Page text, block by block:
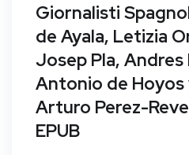
Giornalisti
de Ayala, Letizia
Josep Pla,
Antonio de Hoyos
Arturo Perez-
EPUB